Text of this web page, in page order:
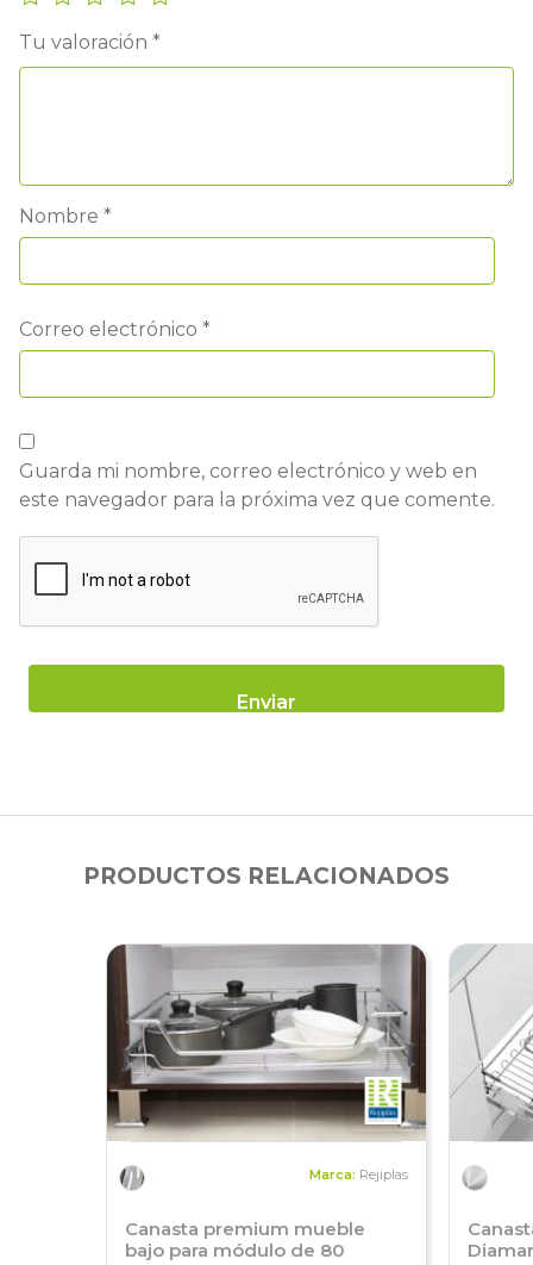
Tu valoración *
Nombre *
Correo electrónico *
Guarda mi nombre, correo electrónico y web en
este navegador para la próxima vez que comente.
PRODUCTOS RELACIONADOS
Marca: Rejiplas
Canasta premium mueble
bajo para módulo de 80